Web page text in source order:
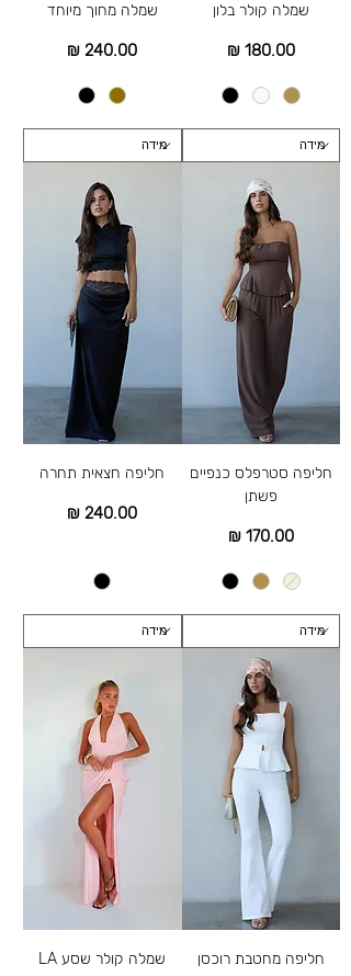
שמלה קולר בלון
מחיר‏180.00 ‏₪
שמלה מחוך מיוחד
מחיר
חליפה סטרפלס כנפיים
פשתן
מחיר‏170.00 ‏₪
חליפה חצאית תחרה
מחיר
חליפה מחטבת רוכסן שמלה קולר שסע LA